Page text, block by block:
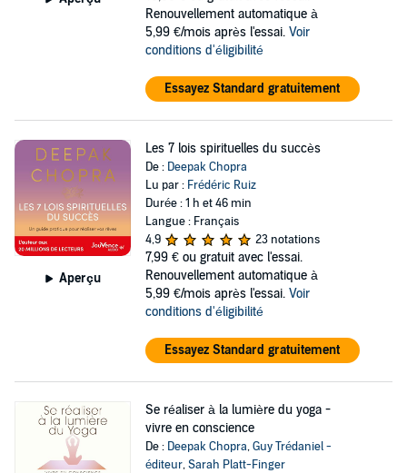
Renouvellement automatique à
5,99 €/mois après l'essai. Voir
conditions d'éligibilité
Essayez Standard gratuitement
Aperçu
Les 7 lois spirituelles du succès
De : Deepak Chopra
Lu par : Frédéric Ruiz
Durée : 1 h et 46 min
Langue : Français
4,9
23 notations
7,99 € ou gratuit avec l'essai.
Renouvellement automatique à
5,99 €/mois après l'essai. Voir
conditions d'éligibilité
Essayez Standard gratuitement
Se réaliser à la lumière du yoga -
vivre en conscience
De : Deepak Chopra,Guy Trédaniel -
éditeur,Sarah Platt-Finger